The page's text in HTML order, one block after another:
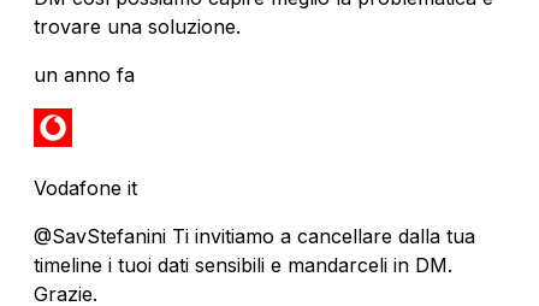
trovare una soluzione.
un anno fa
Vodafone it
@SavStefanini Ti invitiamo a cancellare dalla tua
timeline i tuoi dati sensibili e mandarceli in DM.
Grazie.